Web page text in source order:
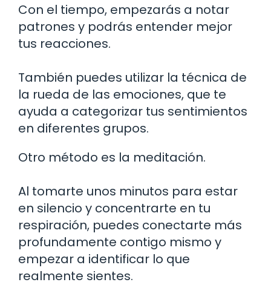
Con el tiempo, empezarás a notar
patrones y podrás entender mejor
tus reacciones.
También puedes utilizar la técnica de
la rueda de las emociones, que te
ayuda a categorizar tus sentimientos
en diferentes grupos.
Otro método es la meditación.
Al tomarte unos minutos para estar
en silencio y concentrarte en tu
respiración, puedes conectarte más
profundamente contigo mismo y
empezar a identificar lo que
realmente sientes.